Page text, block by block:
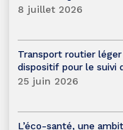
8 juillet 2026
Transport routier
dispositif pour le suivi
25 juin 2026
L’éco-santé, une